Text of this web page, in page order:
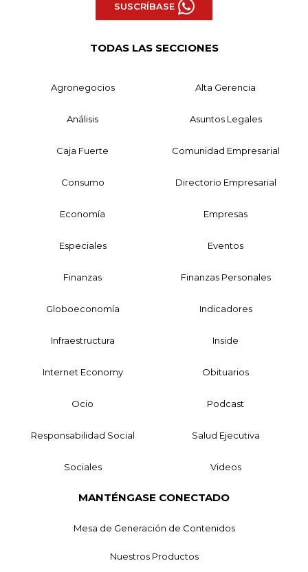
SUSCRÍBASE
TODAS LAS SECCIONES
Agronegocios Alta Gerencia
Análisis Asuntos Legales
Caja Fuerte Comunidad Empresarial
Consumo Directorio Empresarial
Economía Empresas
Especiales Eventos
Finanzas Finanzas Personales
Globoeconomía Indicadores
Infraestructura Inside
Internet Economy Obituarios
Ocio Podcast
Responsabilidad Social Salud Ejecutiva
Sociales Videos
MANTÉNGASE CONECTADO
Mesa de Generación de Contenidos
Nuestros Productos